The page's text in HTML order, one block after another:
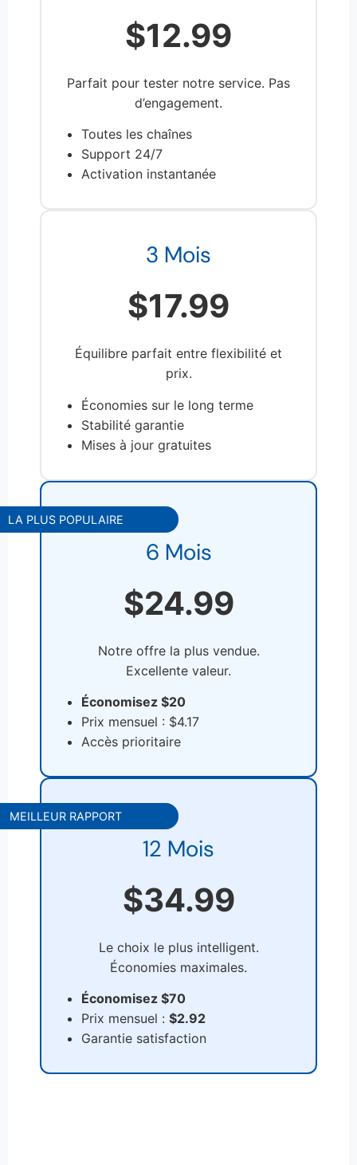
$12.99
Parfait pour tester notre service. Pas
d’engagement.
Toutes les chaînes
Support 24/7
Activation instantanée
3 Mois
$17.99
Équilibre parfait entre flexibilité et
prix.
Économies sur le long terme
Stabilité garantie
Mises à jour gratuites
LA PLUS POPULAIRE
6 Mois
$24.99
Notre offre la plus vendue.
Excellente valeur.
Économisez $20
Prix mensuel : $4.17
Accès prioritaire
MEILLEUR RAPPORT
12 Mois
$34.99
Le choix le plus intelligent.
Économies maximales.
Économisez $70
Prix mensuel : $2.92
Garantie satisfaction